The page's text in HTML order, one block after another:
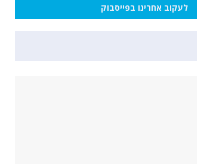
לעקוב אחרינו בפייסבוק